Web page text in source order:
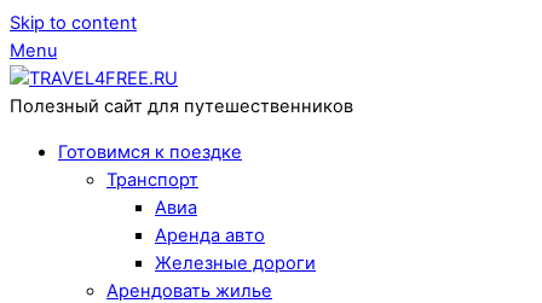
Skip to content
Menu
Полезный сайт для путешественников
Готовимся к поездке
Транспорт
Авиа
Аренда авто
Железные дороги
Арендовать жилье